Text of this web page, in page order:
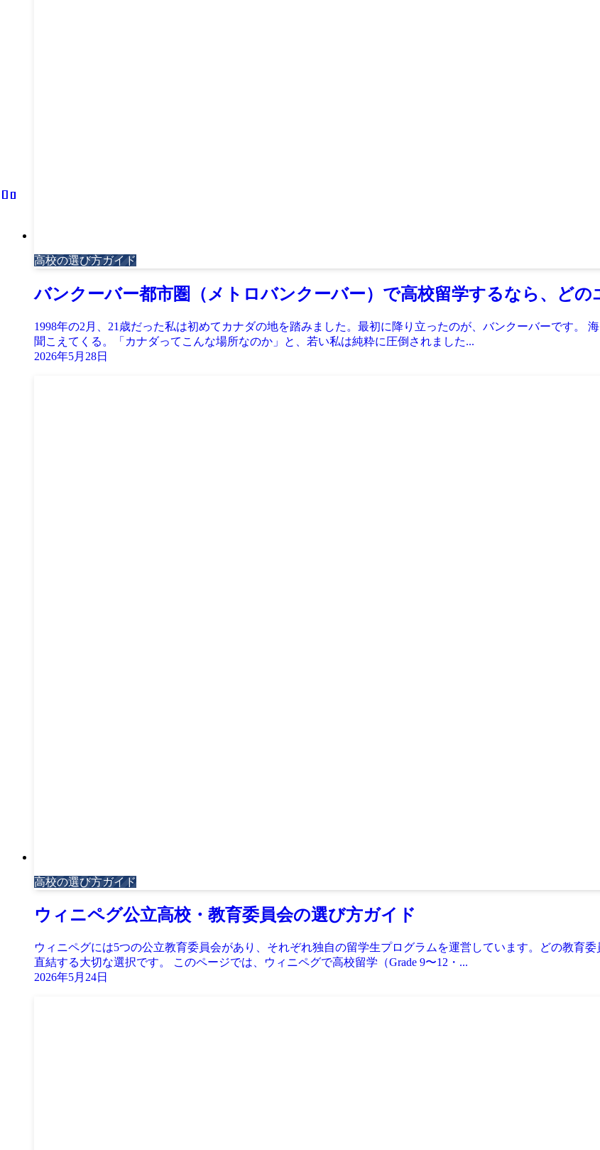
高校の選び方ガイド
バンクーバー都市圏（メトロバンクーバー）で高校留学するなら、ど
1998年の2月、21歳だった私は初めてカナダの地を踏みました。最初に降り立ったのが、バンクーバーです。
聞こえてくる。「カナダってこんな場所なのか」と、若い私は純粋に圧倒されました...
2026年5月28日
高校の選び方ガイド
ウィニペグ公立高校・教育委員会の選び方ガイド
ウィニペグには5つの公立教育委員会があり、それぞれ独自の留学生プログラムを運営しています。どの教育
直結する大切な選択です。 このページでは、ウィニペグで高校留学（Grade 9〜12・...
2026年5月24日